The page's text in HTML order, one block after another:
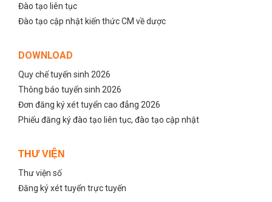
Đào tạo liên tục
Đào tạo cập nhật kiến thức CM về dược
DOWNLOAD
Quy chế tuyến sinh 2026
Thông báo tuyển sinh 2026
Đơn đăng ký xét tuyển cao đẳng 2026
Phiếu đăng ký đào tạo liên tục, đào tạo cập nhật
THƯ VIỆN
Thư viện số
Đăng ký xét tuyển trực tuyến